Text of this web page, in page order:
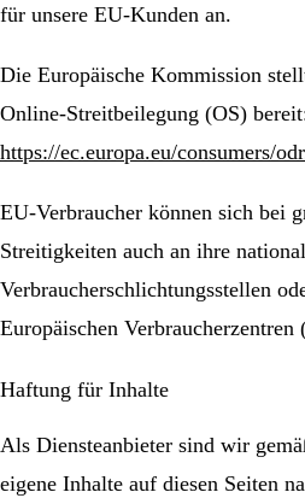
für unsere EU-Kunden an.
Die Europäische Kommission
Online-Streitbeilegung (OS)
https://ec.europa.eu/consumers/
EU-Verbraucher können sich bei
Streitigkeiten auch an ihre
Verbraucherschlichtungsstellen
Europäischen
Haftung für Inhalte
Als Diensteanbieter sind wir
eigene Inhalte auf diesen Seiten